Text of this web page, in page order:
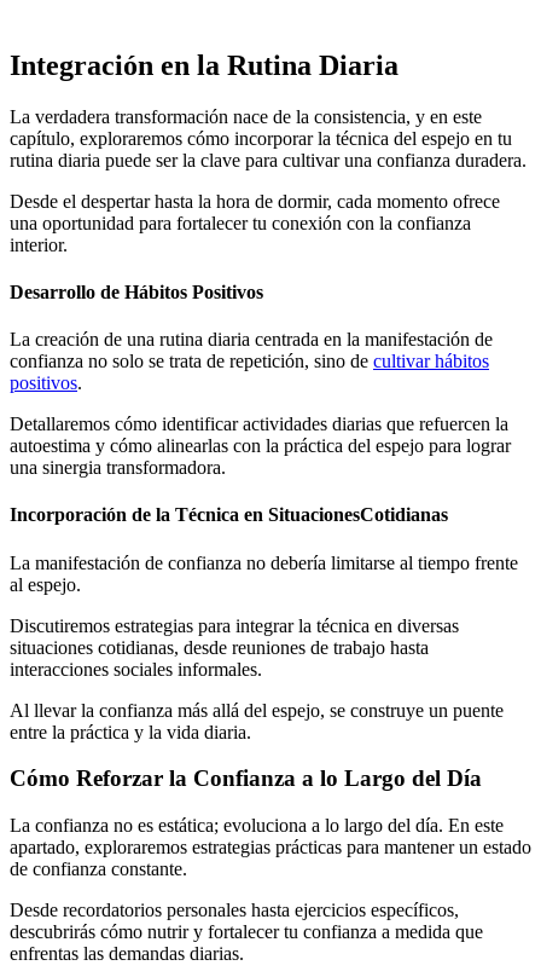
Integración en la Rutina Diaria
La verdadera transformación nace de la consistencia, y en este
capítulo, exploraremos cómo incorporar la técnica del espejo en tu
rutina diaria puede ser la clave para cultivar una confianza duradera.
Desde el despertar hasta la hora de dormir, cada momento ofrece
una oportunidad para fortalecer tu conexión con la confianza
interior.
Desarrollo de Hábitos Positivos
La creación de una rutina diaria centrada en la manifestación de
confianza no solo se trata de repetición, sino de cultivar hábitos
positivos.
Detallaremos cómo identificar actividades diarias que refuercen la
autoestima y cómo alinearlas con la práctica del espejo para lograr
una sinergia transformadora.
Incorporación de la Técnica en SituacionesCotidianas
La manifestación de confianza no debería limitarse al tiempo frente
al espejo.
Discutiremos estrategias para integrar la técnica en diversas
situaciones cotidianas, desde reuniones de trabajo hasta
interacciones sociales informales.
Al llevar la confianza más allá del espejo, se construye un puente
entre la práctica y la vida diaria.
Cómo Reforzar la Confianza a lo Largo del Día
La confianza no es estática; evoluciona a lo largo del día. En este
apartado, exploraremos estrategias prácticas para mantener un estado
de confianza constante.
Desde recordatorios personales hasta ejercicios específicos,
descubrirás cómo nutrir y fortalecer tu confianza a medida que
enfrentas las demandas diarias.